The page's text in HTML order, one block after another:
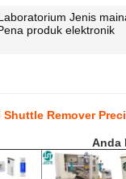
Jenis
produk elektronik
Remover
Anda